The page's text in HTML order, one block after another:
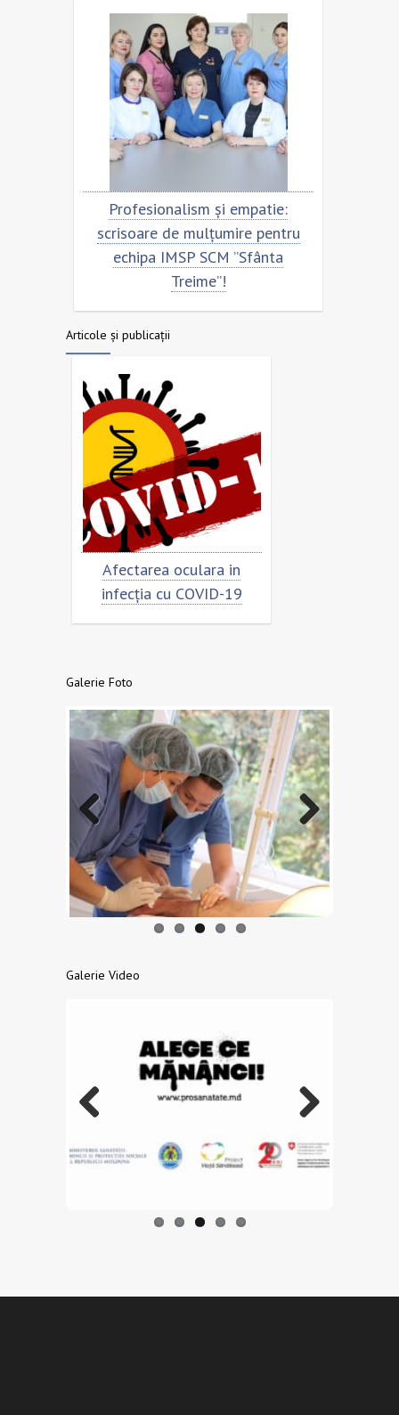
Profesionalism și empatie:
scrisoare de mulțumire pentru
echipa IMSP SCM ”Sfânta
Scrisoare de
echipa SCM
Articole și publicații
Afectarea oculara in
infecția cu COVID-19
Galerie Foto
Previo
us
Next
Galerie Video
us